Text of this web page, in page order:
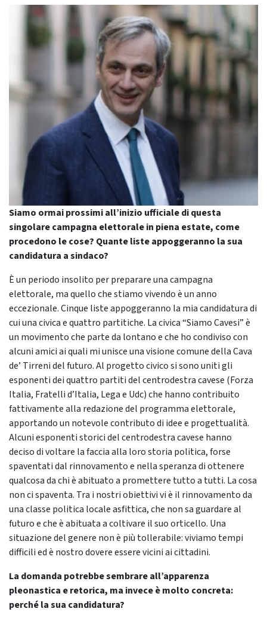
Siamo ormai prossimi all’inizio ufficiale di questa
singolare campagna elettorale in piena estate, come
procedono le cose? Quante liste appoggeranno la sua
candidatura a sindaco?
È un periodo insolito per preparare una campagna
elettorale, ma quello che stiamo vivendo è un anno
eccezionale. Cinque liste appoggeranno la mia candidatura di
cui una civica e quattro partitiche. La civica “Siamo Cavesi” è
un movimento che parte da lontano e che ho condiviso con
alcuni amici ai quali mi unisce una visione comune della Cava
de’ Tirreni del futuro. Al progetto civico si sono uniti gli
esponenti dei quattro partiti del centrodestra cavese (Forza
Italia, Fratelli d’Italia, Lega e Udc) che hanno contribuito
fattivamente alla redazione del programma elettorale,
apportando un notevole contributo di idee e progettualità.
Alcuni esponenti storici del centrodestra cavese hanno
deciso di voltare la faccia alla loro storia politica, forse
spaventati dal rinnovamento e nella speranza di ottenere
qualcosa da chi è abituato a promettere tutto a tutti. La cosa
non ci spaventa. Tra i nostri obiettivi vi è il rinnovamento da
una classe politica locale asfittica, che non sa guardare al
futuro e che è abituata a coltivare il suo orticello. Una
situazione del genere non è più tollerabile: viviamo tempi
difficili ed è nostro dovere essere vicini ai cittadini.
La domanda potrebbe sembrare all’apparenza
pleonastica e retorica, ma invece è molto concreta:
perché la sua candidatura?